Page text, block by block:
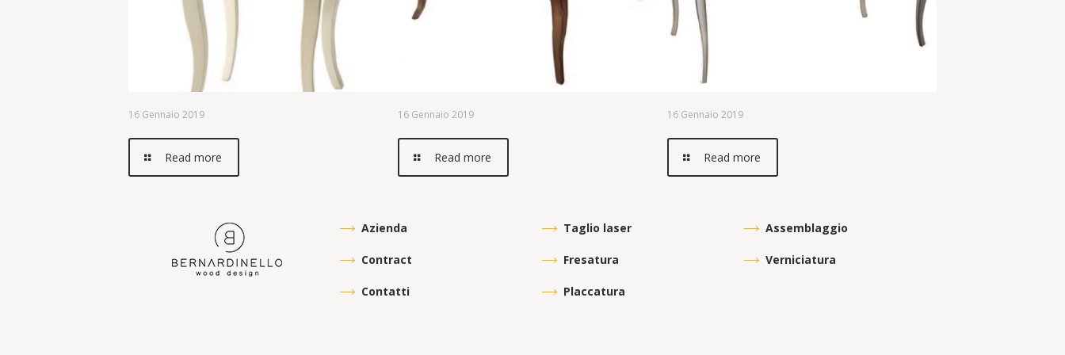
16 Gennaio 2019
Read more
16 Gennaio 2019
Read more
16 Gennaio 2019
Read more
Azienda
Contract
Contatti
Taglio laser
Fresatura
Placcatura
Assemblaggio
Verniciatura